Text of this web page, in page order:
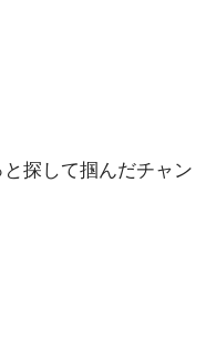
探して掴んだチャン